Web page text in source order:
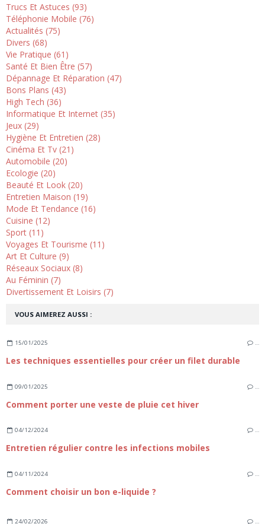
VOUS AIMEREZ AUSSI :
15/01/2025 …
Les techniques essentielles pour créer un filet durable
09/01/2025 …
Comment porter une veste de pluie cet hiver
04/12/2024 …
Entretien régulier contre les infections mobiles
04/11/2024 …
Comment choisir un bon e-liquide ?
24/02/2026 …
Trucs Et Astuces (93)
Téléphonie Mobile (76)
Actualités (75)
Divers (68)
Vie Pratique (61)
Santé Et Bien Être (57)
Dépannage Et Réparation (47)
Bons Plans (43)
High Tech (36)
Informatique Et Internet (35)
Jeux (29)
Hygiène Et Entretien (28)
Cinéma Et Tv (21)
Automobile (20)
Ecologie (20)
Beauté Et Look (20)
Entretien Maison (19)
Mode Et Tendance (16)
Cuisine (12)
Sport (11)
Voyages Et Tourisme (11)
Art Et Culture (9)
Réseaux Sociaux (8)
Au Féminin (7)
Divertissement Et Loisirs (7)